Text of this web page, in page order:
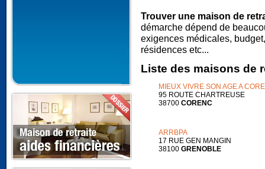
Trouver une maison de
démarche dépend de
exigences médicales,
résidences etc...
Liste des maisons de
MIEUX VIVRE SON AGE A
95 ROUTE CHARTREUSE
38700 CORENC
ARRBPA
17 RUE GEN MANGIN
38100 GRENOBLE